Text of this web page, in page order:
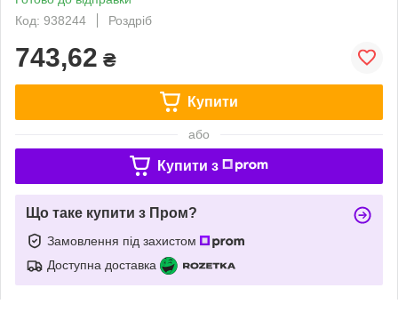
Код: 938244
Роздріб
743,62 ₴
Купити
або
Купити з
Що таке купити з Пром?
Замовлення під захистом
Доступна доставка